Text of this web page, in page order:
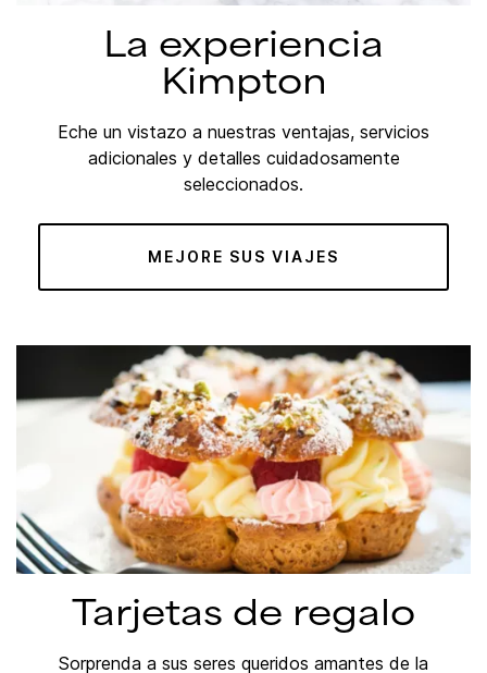
La experiencia
Kimpton
Eche un vistazo a nuestras ventajas, servicios
adicionales y detalles cuidadosamente
seleccionados.
MEJORE SUS VIAJES
Tarjetas de regalo
Sorprenda a sus seres queridos amantes de la